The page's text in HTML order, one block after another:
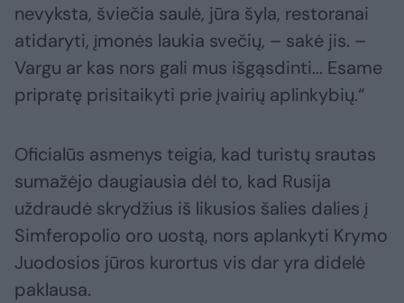
nevyksta, šviečia saulė, jūra šyla, restoranai
atidaryti, įmonės laukia svečių, – sakė jis. –
Vargu ar kas nors gali mus išgąsdinti... Esame
pripratę prisitaikyti prie įvairių aplinkybių.“
Oficialūs asmenys teigia, kad turistų srautas
sumažėjo daugiausia dėl to, kad Rusija
uždraudė skrydžius iš likusios šalies dalies į
Simferopolio oro uostą, nors aplankyti Krymo
Juodosios jūros kurortus vis dar yra didelė
paklausa.